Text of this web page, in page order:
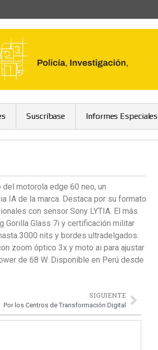
Suscríbase Informes Especiales
motorola edge 60 neo, un
IA de la marca. Destaca por su formato
con sensor Sony LYTIA. El más
Gorilla Glass 7i y certificación militar
3000 nits y bordes ultradelgados.
zoom óptico 3x y moto ai para ajustar
de 68 W. Disponible en Perú desde
SIGUIENTE
Por los Centros de Transformación Digital